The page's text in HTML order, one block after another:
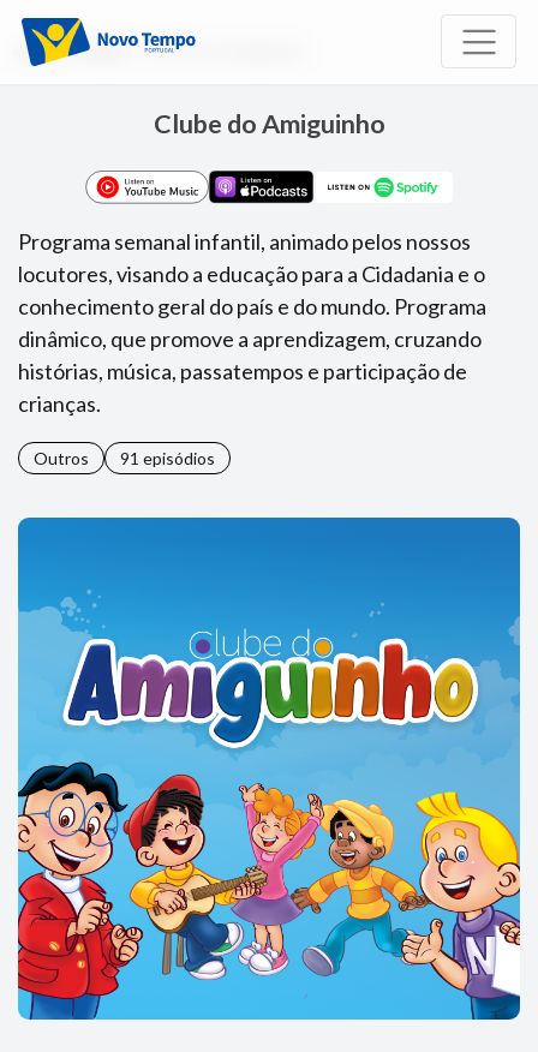
Início Rádio Clube do Amiguinho
Clube do Amiguinho
Programa semanal infantil, animado pelos nossos
locutores, visando a educação para a Cidadania e o
conhecimento geral do país e do mundo. Programa
dinâmico, que promove a aprendizagem, cruzando
histórias, música, passatempos e participação de
crianças.
Outros 91 episódios